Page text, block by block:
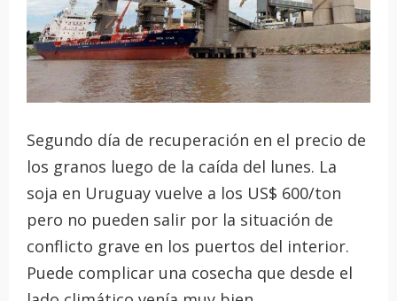
Segundo día de recuperación en el precio de
los granos luego de la caída del lunes. La
soja en Uruguay vuelve a los US$ 600/ton
pero no pueden salir por la situación de
conflicto grave en los puertos del interior.
Puede complicar una cosecha que desde el